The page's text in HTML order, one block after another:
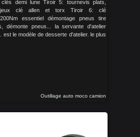
demi lune Tiroir 5: tournevis plats,
jeux clé allen et torx Tiroir 6: clé
essentiel démontage pneus tire
démonte pneus... la servante d'atelier
est le modèle de desserte d'atelier. le plus
Outillage auto moco camion